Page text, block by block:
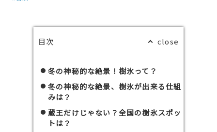
目次
冬の神秘的な絶景！樹氷って？
冬の神秘的な絶景、樹氷が出来る仕組
みは？
蔵王だけじゃない？全国の樹氷スポッ
トは？